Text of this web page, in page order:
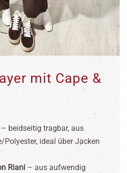
mit Cape &
– beidseitig tragbar, aus
Polyester, ideal über Jacken
Riani – aus aufwendig